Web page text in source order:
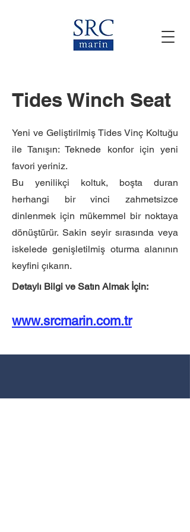
Tides Winch Seat
Yeni ve Geliştirilmiş Tides Vinç Koltuğu
ile Tanışın: Teknede konfor için yeni
favori yeriniz.
Bu yenilikçi koltuk, boşta duran
herhangi bir vinci zahmetsizce
dinlenmek için mükemmel bir noktaya
dönüştürür. Sakin seyir sırasında veya
iskelede genişletilmiş oturma alanının
keyfini çıkarın.
Detaylı Bilgi ve Satın Almak İçin:
www.srcmarin.com.tr